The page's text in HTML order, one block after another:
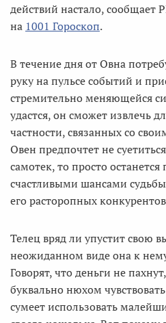
действий настало, сообщает
на 1001 Гороскоп.
В течение дня от Овна
руку на пульсе событий и
стремительно меняющейся
удастся, он сможет извлечь
частности, связанных со
Овен предпочтет не
самотек, то просто
счастливыми шансами
его расторопных
Телец вряд ли упустит свою
неожиданном виде она к
Говорят, что деньги не
буквально нюхом
сумеет использовать